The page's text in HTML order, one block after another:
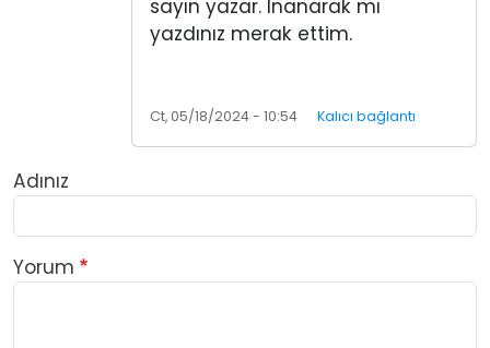
sayın yazar. İnanarak mı
yazdınız merak ettim.
Ct, 05/18/2024 - 10:54 Kalıcı bağlantı
Adınız
Yorum